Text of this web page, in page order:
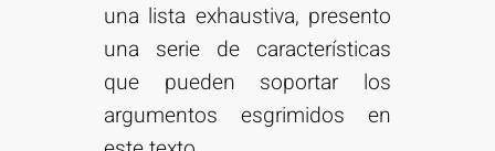
una lista exhaustiva, presento
una serie de características
que pueden soportar los
argumentos esgrimidos en